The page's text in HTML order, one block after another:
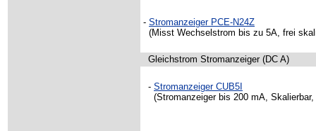
- Stromanzeiger PCE-N24Z
(Misst Wechselstrom bis zu 5A, frei
Gleichstrom Stromanzeiger (DC A)
- StromanzeigerCUB5I
(Stromanzeiger bis 200 mA,